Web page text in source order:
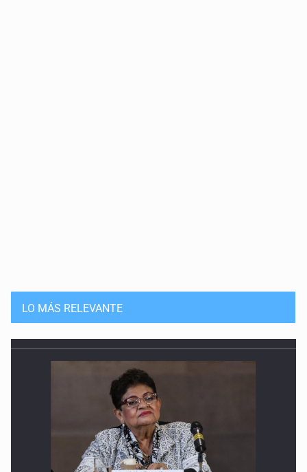
LO MÁS RELEVANTE